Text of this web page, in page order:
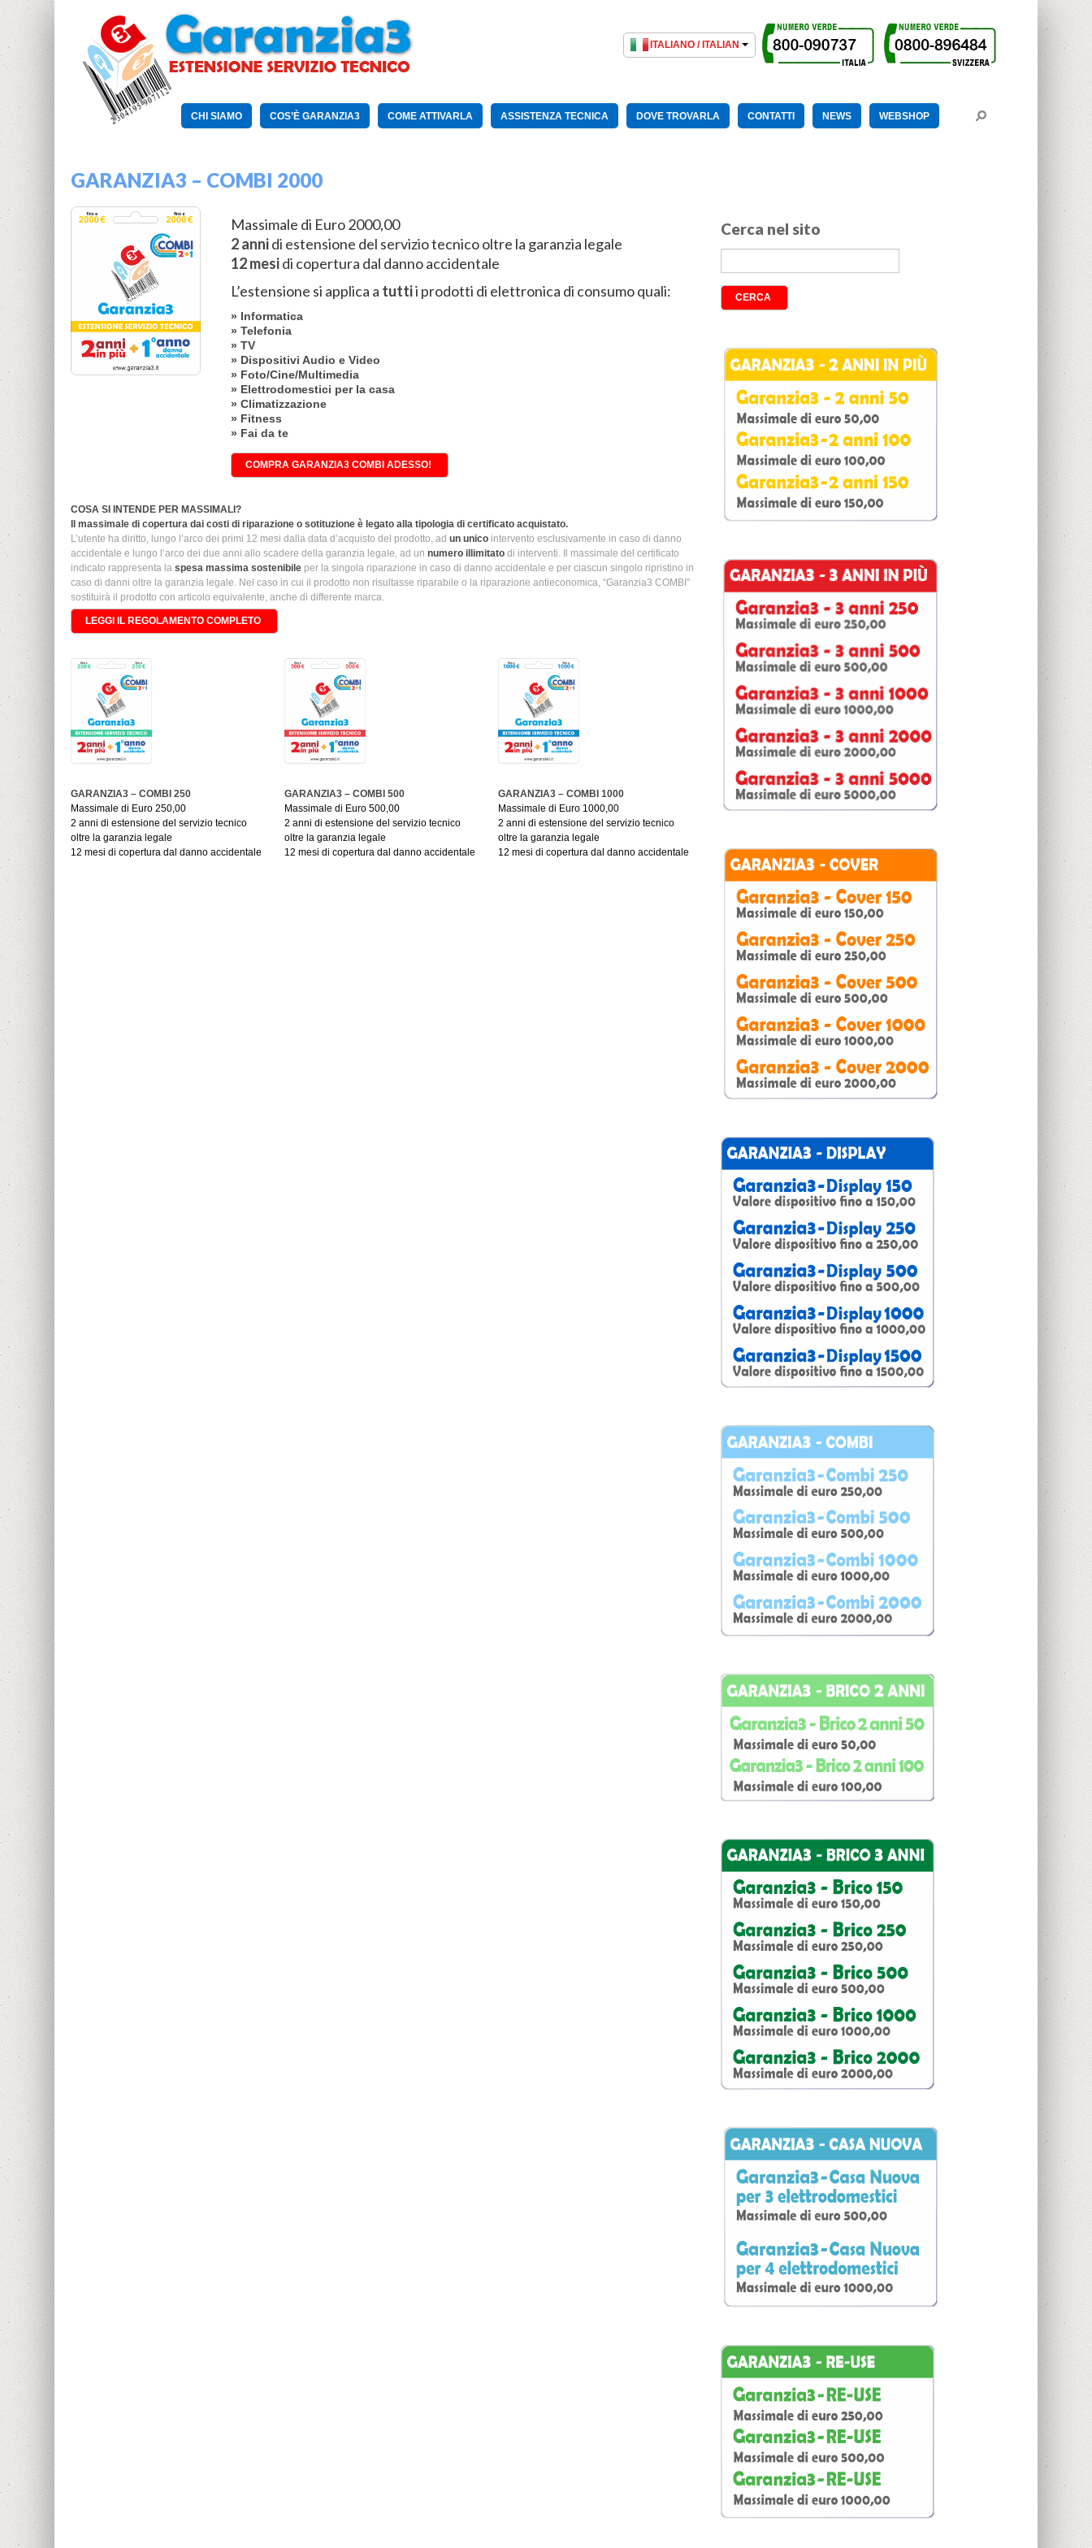
CHI SIAMO COS’È GARANZIA3 COME ATTIVARLA ASSISTENZA TECNICA DOVE TROVARLA CONTATTI NEWS WEBSHOP
GARANZIA3 – COMBI 2000
Massimale di Euro 2000,00
2 annidi estensione del servizio tecnico oltre la garanzia legale
12 mesidi copertura dal danno accidentale
L’estensione si applica a tuttii prodotti di elettronica di consumo quali:
» Informatica
» Telefonia
» TV
» Dispositivi Audio e Video
» Foto/Cine/Multimedia
» Elettrodomestici per la casa
» Climatizzazione
» Fitness
» Fai da te
COMPRA GARANZIA3 COMBI ADESSO!
COSA SI INTENDE PER MASSIMALI?
Il massimale di copertura dai costi di riparazione o sotituzione è legato alla tipologia di certificato acquistato.
L’utente ha diritto, lungo l’arco dei primi 12 mesi dalla data d’acquisto del prodotto, ad un unico intervento esclusivamente in caso di danno
accidentale e lungo l’arco dei due anni allo scadere della garanzia legale, ad un numero illimitato di interventi. Il massimale del certificato
indicato rappresenta la spesa massima sostenibile per la singola riparazione in caso di danno accidentale e per ciascun singolo ripristino in
caso di danni oltre la garanzia legale. Nel caso in cui il prodotto non risultasse riparabile o la riparazione antieconomica, “Garanzia3 COMBI”
sostituirà il prodotto con articolo equivalente, anche di differente marca.
LEGGI IL REGOLAMENTO COMPLETO
GARANZIA3 – COMBI 250
Massimale di Euro 250,00
2 anni di estensione del servizio tecnico
oltre la garanzia legale
12 mesi di copertura dal danno accidentale
GARANZIA3 – COMBI 500
Massimale di Euro 500,00
2 anni di estensione del servizio tecnico
oltre la garanzia legale
12 mesi di copertura dal danno accidentale
GARANZIA3 – COMBI 1000
Massimale di Euro 1000,00
2 anni di estensione del servizio tecnico
oltre la garanzia legale
12 mesi di copertura dal danno accidentale
Cerca nel sito